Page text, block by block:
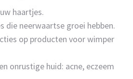
haartjes.
die neerwaartse groei hebben.
op producten voor wimper
onrustige huid: acne, eczeem